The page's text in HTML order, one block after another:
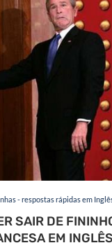
- respostas rápidas em
SAIR DE
EM